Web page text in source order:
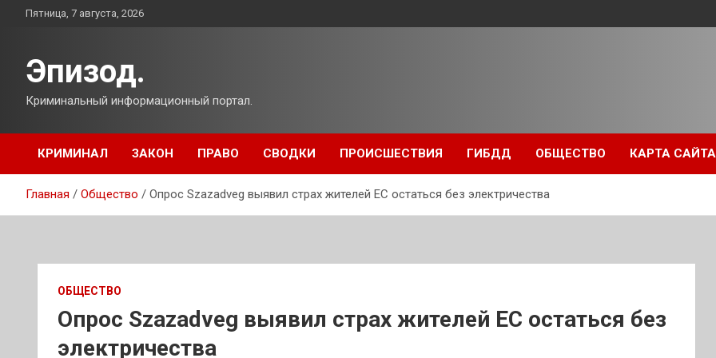
ПерейтиПятница, 7 августа, 2026
Эпизод.
Криминальный информационный портал.
КРИМИНАЛ ЗАКОН ПРАВО СВОДКИ ПРОИСШЕСТВИЯ ГИБДД ОБЩЕСТВО КАРТА САЙТА
Главная Общество Опрос Szazadveg выявил страх жителей ЕС остаться без электричества
ОБЩЕСТВО
Опрос Szazadveg выявил страх жителей ЕС остаться без
электричества